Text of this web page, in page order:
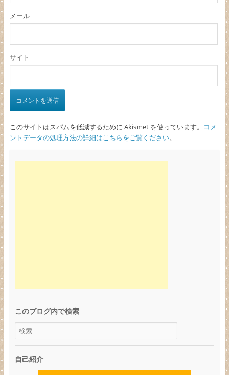
メール
サイト
このサイトはスパムを低減するために Akismet を使っています。
コメ
ントデータの処理方法の詳細はこちらをご覧ください。
このブログ内で検索
自己紹介